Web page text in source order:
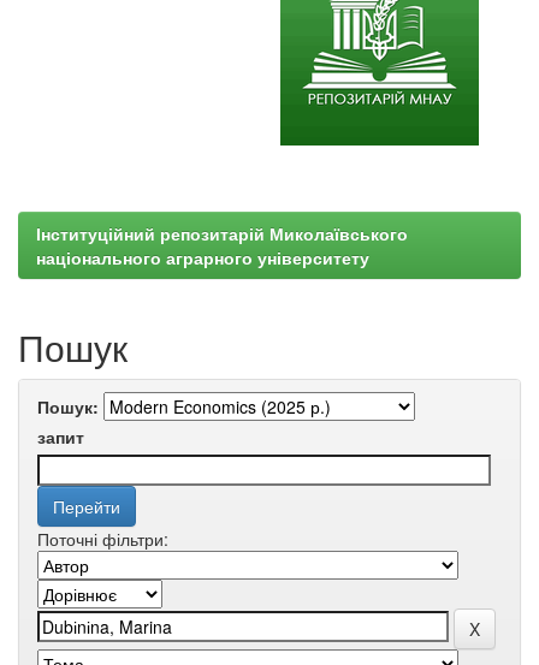
Інституційний репозитарій Миколаївського
національного аграрного університету
Пошук
Пошук:
запит
Поточні фільтри: